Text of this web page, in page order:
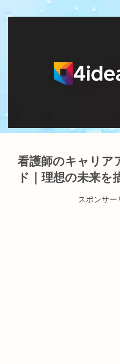
看護師のキャリア
ド｜理想の未来を
スポンサー